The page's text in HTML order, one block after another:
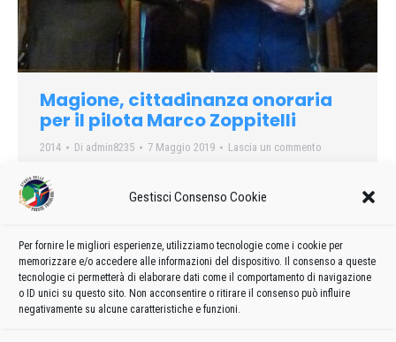
Gestisci Consenso Cookie
Per fornire le migliori esperienze, utilizziamo tecnologie come i cookie per
memorizzare e/o accedere alle informazioni del dispositivo. Il consenso a queste
tecnologie ci permetterà di elaborare dati come il comportamento di navigazione
o ID unici su questo sito. Non acconsentire o ritirare il consenso può influire
negativamente su alcune caratteristiche e funzioni.
Magione, cittadinanza onoraria
per il pilota Marco Zoppitelli
2014 Di admin8235 7 Maggio 2019 Lascia un commento
Tanti gli amici di San Feliciano che ieri, nella Sala del Consiglio
di Magione, hanno assistito alla cerimonia per la cittadinanza
1 2 3